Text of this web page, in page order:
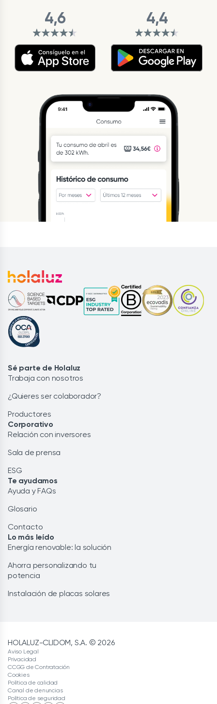
4,6 4,4
Sé parte de Holaluz
Trabaja con nosotros
¿Quieres ser colaborador?
Productores
Corporativo
Relación con inversores
Sala de prensa
ESG
Te ayudamos
Ayuda y FAQs
Glosario
Contacto
Lo más leído
Energía renovable: la solución
Ahorra personalizando tu
potencia
Instalación de placas solares
HOLALUZ-CLIDOM, S.A. © 2026
Aviso Legal
Privacidad
CCGG de Contratación
Cookies
Política de calidad
Canal de denuncias
Política de seguridad